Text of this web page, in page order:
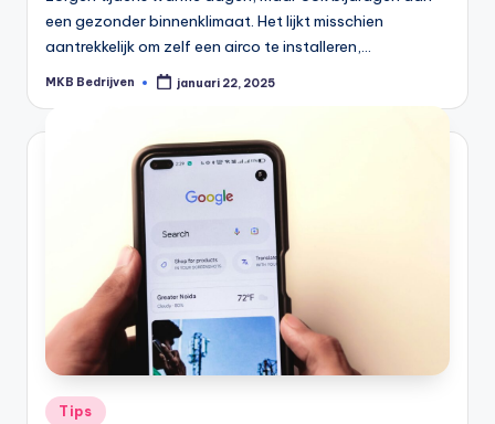
een gezonder binnenklimaat. Het lijkt misschien
aantrekkelijk om zelf een airco te installeren,…
MKB Bedrijven januari 22, 2025
Tips